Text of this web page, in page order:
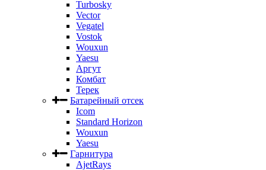
Turbosky
Vector
Vegatel
Vostok
Wouxun
Yaesu
Аргут
Комбат
Терек
Батарейный отсек
Icom
Standard Horizon
Wouxun
Yaesu
Гарнитура
AjetRays